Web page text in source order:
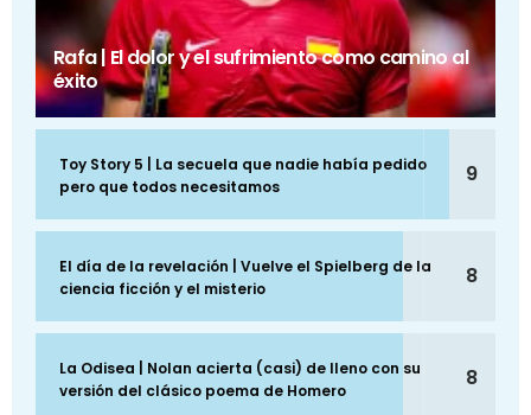
Rafa | El dolor y el sufrimiento como camino al
éxito
Toy Story 5 | La secuela que nadie había pedido
pero que todos necesitamos
9
El día de la revelación | Vuelve el Spielberg de la
ciencia ficción y el misterio
8
La Odisea | Nolan acierta (casi) de lleno con su
versión del clásico poema de Homero
8